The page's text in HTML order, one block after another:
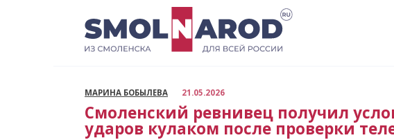
МАРИНА БОБЫЛЕВА 21.05.2026
Смоленский ревнивец получил
ударов кулаком после проверки